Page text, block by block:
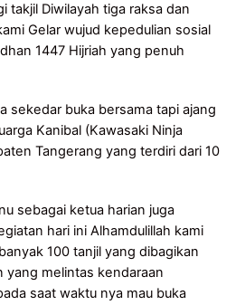
takjil Diwilayah tiga raksa dan
Gelar wujud kepedulian sosial
1447 Hijriah yang penuh
sekedar buka bersama tapi ajang
Kanibal (Kawasaki Ninja
Tangerang yang terdiri dari 10
sebagai ketua harian juga
hari ini Alhamdulillah kami
100 tanjil yang dibagikan
yang melintas kendaraan
saat waktu nya mau buka